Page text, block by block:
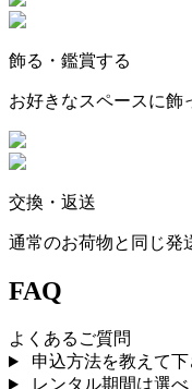
飾る・鑑賞する
お好きなスペースに飾
交換・返送
通常のお荷物と同じ発
FAQ
よくあるご質問
申込方法を教えて下
レンタル期間は選べ